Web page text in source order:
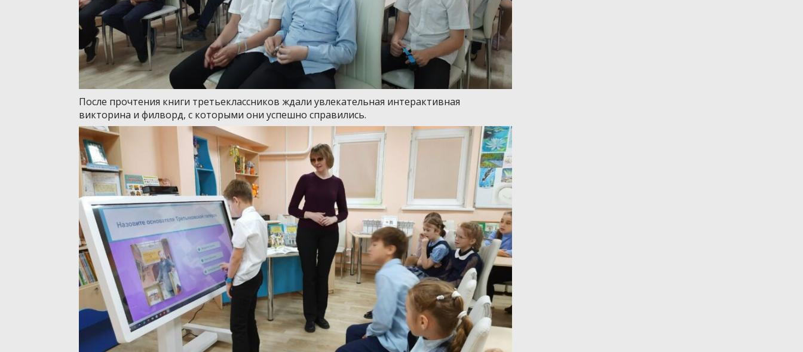
После прочтения книги третьеклассников ждали увлекательная интерактивная
викторина и филворд, с которыми они успешно справились.